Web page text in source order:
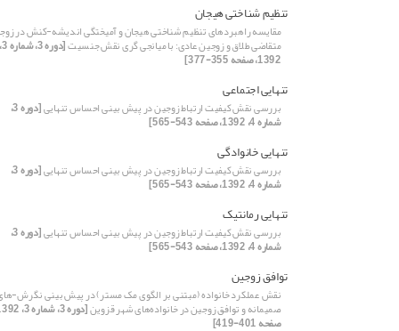
تنظیم شناختی هیجان
مقایسه راهبردهای تنظیم شناختی هیجان و آمیختگی اندیشه-کنش در
متقاضی طلاق و زوجین عادی: با میانجی گری نقش جنسیت [دوره 3، شماره 3،
1392، صفحه 355-377]
تنهایی اجتماعی
بررسی نقش کیفیت ارتباط زوجین در پیش بینی احساس تنهایی [دوره 3،
شماره 4، 1392، صفحه 543-565]
تنهایی خانوادگی
بررسی نقش کیفیت ارتباط زوجین در پیش بینی احساس تنهایی [دوره 3،
شماره 4، 1392، صفحه 543-565]
تنهایی رمانتیک
بررسی نقش کیفیت ارتباط زوجین در پیش بینی احساس تنهایی [دوره 3،
شماره 4، 1392، صفحه 543-565]
توافق زوجین
نقش عملکرد خانواده (مبتنی بر الگوی مک مستر) در پیش بینی نگرش-
صمیمانه و توافق زوجین در خانواده‌های شهر قزوین
صفحه 401-419]